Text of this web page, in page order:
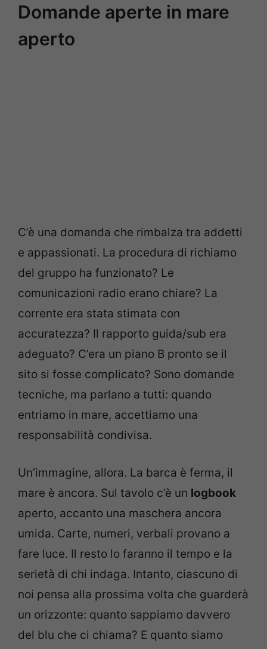
Domande aperte in mare
aperto
C’è una domanda che rimbalza tra addetti
e appassionati. La procedura di richiamo
del gruppo ha funzionato? Le
comunicazioni radio erano chiare? La
corrente era stata stimata con
accuratezza? Il rapporto guida/sub era
adeguato? C’era un piano B pronto se il
sito si fosse complicato? Sono domande
tecniche, ma parlano a tutti: quando
entriamo in mare, accettiamo una
responsabilità condivisa.
Un’immagine, allora. La barca è ferma, il
mare è ancora. Sul tavolo c’è un logbook
aperto, accanto una maschera ancora
umida. Carte, numeri, verbali provano a
fare luce. Il resto lo faranno il tempo e la
serietà di chi indaga. Intanto, ciascuno di
noi pensa alla prossima volta che guarderà
un orizzonte: quanto sappiamo davvero
del blu che ci chiama? E quanto siamo